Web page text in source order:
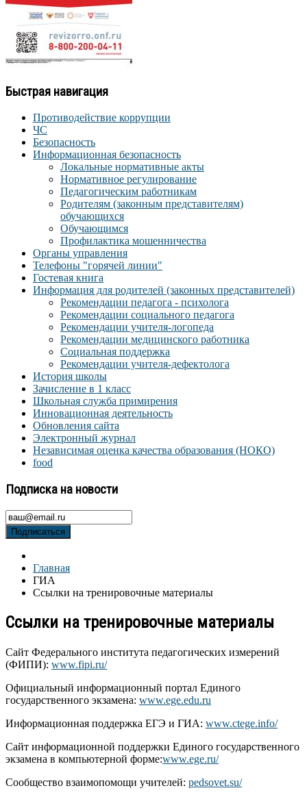
Быстрая навигация
Противодействие коррупции
ЧС
Безопасность
Информационная безопасность
Локальные нормативные акты
Нормативное регулирование
Педагогическим работникам
Родителям (законным представителям)
обучающихся
Обучающимся
Профилактика мошенничества
Органы управления
Телефоны "горячей линии"
Гостевая книга
Информация для родителей (законных представителей)
Рекомендации педагога - психолога
Рекомендации социального педагога
Рекомендации учителя-логопеда
Рекомендации медицинского работника
Социальная поддержка
Рекомендации учителя-дефектолога
История школы
Зачисление в 1 класс
Школьная служба примирения
Инновационная деятельность
Обновления сайта
Электронный журнал
Независимая оценка качества образования (НОКО)
food
Подписка на новости
Подписаться
Главная
ГИА
Ссылки на тренировочные материалы
Ссылки на тренировочные материалы
Сайт Федерального института педагогических измерений
(ФИПИ): www.fipi.ru/
Официальный информационный портал Единого
государственного экзамена: www.ege.edu.ru
Информационная поддержка ЕГЭ и ГИА: www.ctege.info/
Сайт информационной поддержки Единого государственного
экзамена в компьютерной форме:www.ege.ru/
Сообщество взаимопомощи учителей: pedsovet.su/